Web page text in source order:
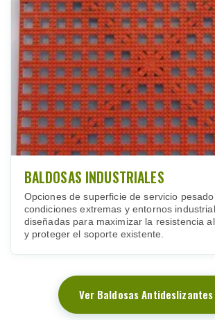
BALDOSAS INDUSTRIALES
Opciones de superficie de servicio
condiciones extremas y entornos
diseñadas para maximizar la resistencia
y proteger el soporte existente.
Ver Baldosas Antideslizantes